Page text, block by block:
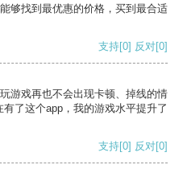
够找到最优惠的价格，买到最合适
支持[0] 反对[0]
游戏再也不会出现卡顿、掉线的情
了这个app，我的游戏水平提升了
支持[0] 反对[0]